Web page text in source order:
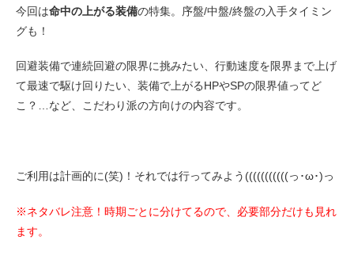
今回は命中の上がる装備の特集。序盤/中盤/終盤の入手タイミン
グも！
回避装備で連続回避の限界に挑みたい、行動速度を限界まで上げ
て最速で駆け回りたい、装備で上がるHPやSPの限界値ってど
こ？…など、こだわり派の方向けの内容です。
ご利用は計画的に(笑)！それでは行ってみよう(((((((((((っ･ω･)っ
※ネタバレ注意！時期ごとに分けてるので、必要部分だけも見れ
ます。